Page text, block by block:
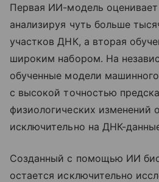
Первая ИИ-модель оценивает
анализируя чуть больше
участков ДНК, а вторая
широким набором. На
обученные модели
с высокой точностью
физиологических изменений
исключительно на ДНК-
Созданный с помощью ИИ
остается исключительно